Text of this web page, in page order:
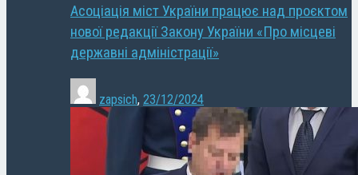
Асоціація міст України працює над проєктом
нової редакції Закону України «Про місцеві
державні адміністрації»
zapsich, 23/12/2024